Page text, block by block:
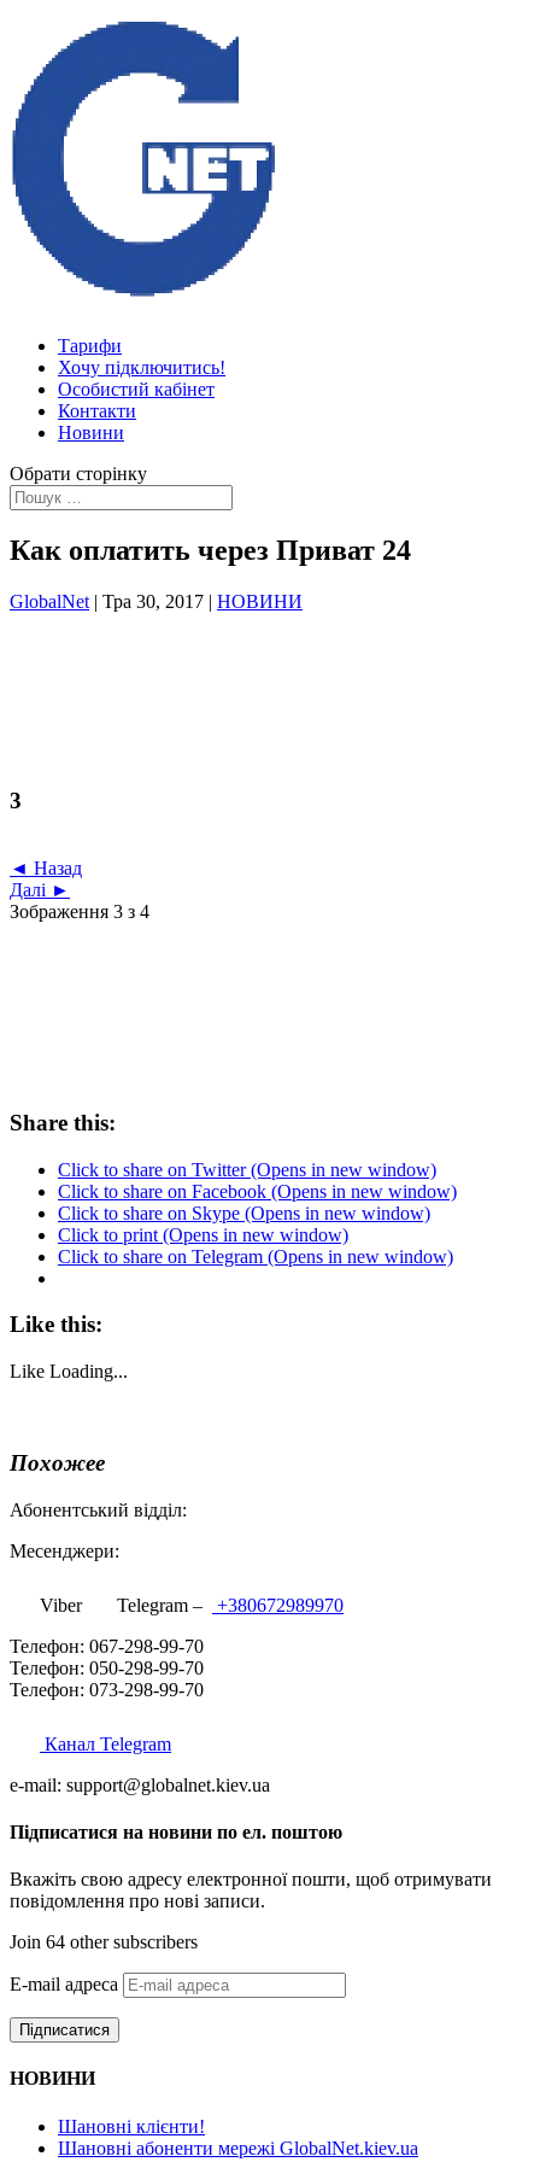
Тарифи
Хочу підключитись!
Особистий кабінет
Контакти
Новини
Обрати сторінку
Как оплатить через Приват 24
GlobalNet | Тра 30, 2017 | НОВИНИ
3
◄ Назад
Далі ►
Зображення 3 з 4
Share this:
Click to share on Twitter (Opens in new window)
Click to share on Facebook (Opens in new window)
Click to share on Skype (Opens in new window)
Click to print (Opens in new window)
Click to share on Telegram (Opens in new window)
Like this:
Like Loading...
Похожее
Абонентський відділ:
Месенджери:
Viber Telegram –
+380672989970
Телефон: 067-298-99-70
Телефон: 050-298-99-70
Телефон: 073-298-99-70
Канал Telegram
e-mail: support@globalnet.kiev.ua
Підписатися на новини по ел. поштою
Вкажіть свою адресу електронної пошти, щоб отримувати
повідомлення про нові записи.
Join 64 other subscribers
E-mail адреса
Підписатися
НОВИНИ
Шановні клієнти!
Шановні абоненти мережі GlobalNet.kiev.ua